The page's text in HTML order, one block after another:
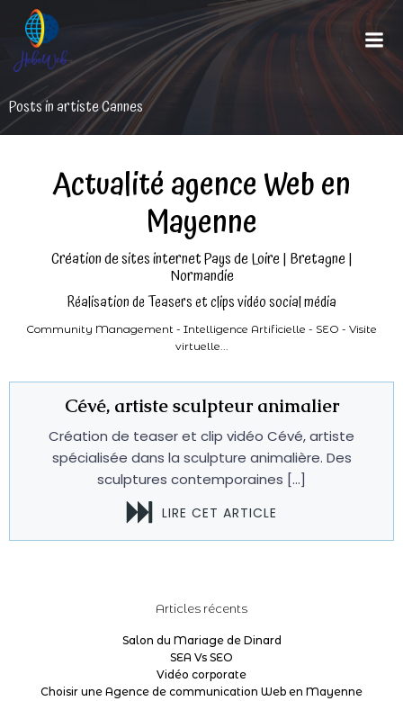
Aller
au
contenu
Posts in artiste Cannes
Actualité agence Web en
Mayenne
Création de sites internet Pays de Loire | Bretagne |
Normandie
Réalisation de Teasers et clips vidéo social média
Community Management - Intelligence Artificielle - SEO - Visite
virtuelle...
Cévé, artiste sculpteur animalier
Création de teaser et clip vidéo Cévé, artiste
spécialisée dans la sculpture animalière. Des
sculptures contemporaines […]
LIRE CET ARTICLE
Articles récents
Salon du Mariage de Dinard
SEA Vs SEO
Vidéo corporate
Choisir une Agence de communication Web en Mayenne